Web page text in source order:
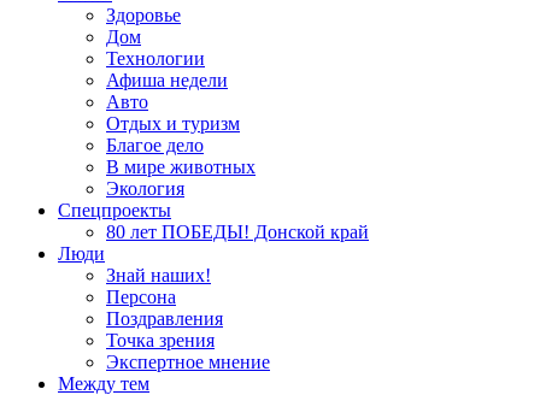
Здоровье
Дом
Технологии
Афиша недели
Авто
Отдых и туризм
Благое дело
В мире животных
Экология
Спецпроекты
80 лет ПОБЕДЫ! Донской край
Люди
Знай наших!
Персона
Поздравления
Точка зрения
Экспертное мнение
Между тем